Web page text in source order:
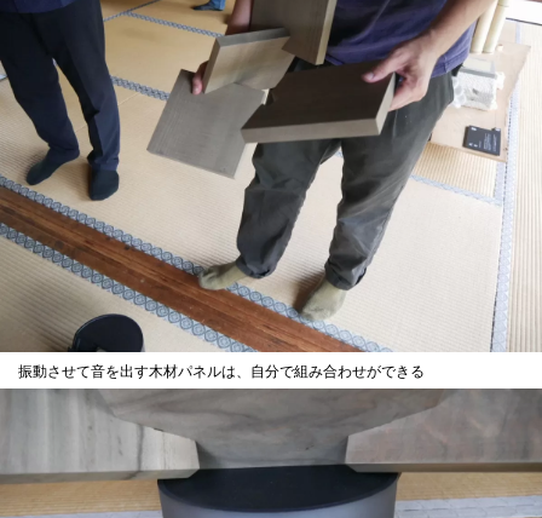
振動させて音を出す木材パネルは、自分で組み合わせができる